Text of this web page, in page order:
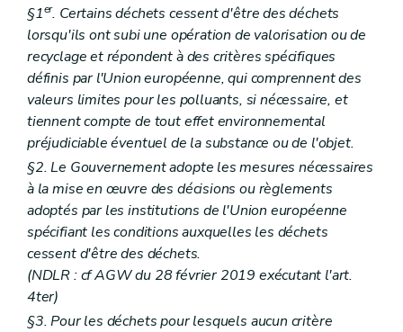
§1er. Certains déchets cessent d'être des déchets
lorsqu'ils ont subi une opération de valorisation ou de
recyclage et répondent à des critères spécifiques
définis par l'Union européenne, qui comprennent des
valeurs limites pour les polluants, si nécessaire, et
tiennent compte de tout effet environnemental
préjudiciable éventuel de la substance ou de l'objet.
§2. Le Gouvernement adopte les mesures nécessaires
à la mise en œuvre des décisions ou règlements
adoptés par les institutions de l'Union européenne
spécifiant les conditions auxquelles les déchets
cessent d'être des déchets.
(NDLR : cf AGW du 28 février 2019 exécutant l'art.
4ter)
§3. Pour les déchets pour lesquels aucun critère